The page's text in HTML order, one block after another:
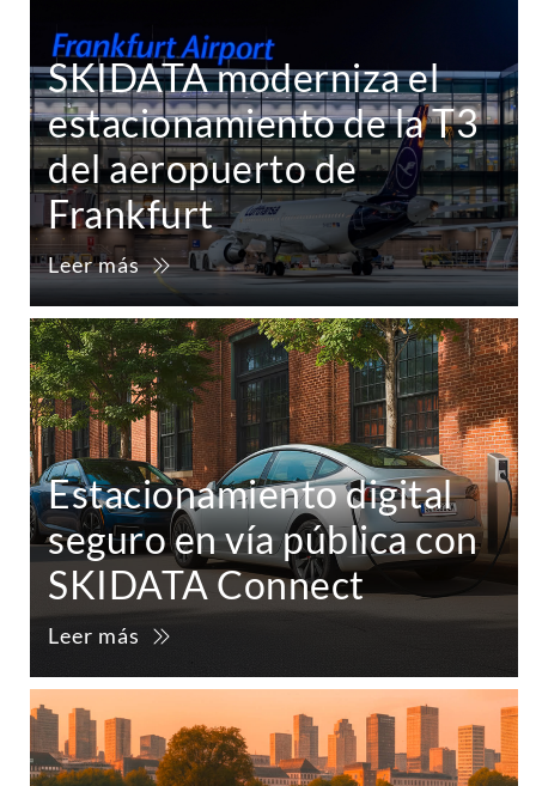
SKIDATA moderniza el
estacionamiento de la T3
del aeropuerto de
Frankfurt
Leer más
Estacionamiento digital
seguro en vía pública con
SKIDATA Connect
Leer más